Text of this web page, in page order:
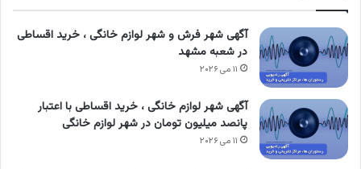
آگهی شهر فرش و شهر لوازم خانگی ، خرید اقساطی
در شعبه مشهد
۱۱ می ۲۰۲۶
آگهی شهر لوازم خانگی ، خرید اقساطی با اعتبار
پانصد میلیون تومان در شهر لوازم خانگی
۱۱ می ۲۰۲۶